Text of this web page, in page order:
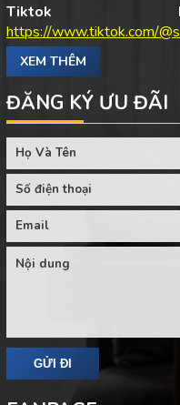
Tiktok
https://www.tiktok.com/
XEM THÊM
ĐĂNG KÝ ƯU ĐÃI